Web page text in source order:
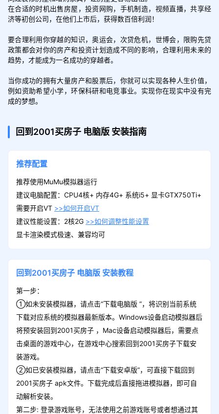
在合适的时机出售房屋，投资网购，手机制造，视频直播，共享经
济等初创公司，在他们上市后，获得数百倍利润！
要合理利用你穿越的知识，奥运会，次贷危机，世博会，限购先贷
政策都会对你的房产和投资计划造成不同的影响，合理利用未来的
趋势，才能成为一名成功的穿越者。
当你成功的拥有大量房产和股票后，你就可以实现各种人生价值，
例如资助希望小学，环保科研和电竞事业。实现你在现实中没有完
回到2001买房子 电脑版 安装指南
推荐配置
推荐使用MuMu模拟器运行
建议电脑配置：CPU4核+ 内存4G+ 系统i5+ 显卡GTX750Ti+
需要开启VT >>如何开启VT
建议性能设置：2核2G >>如何调整性能设置
显卡渲染模式极速、兼容均可
回到2001买房子 电脑版 安装教程
第一步：
①如未安装模拟器，请点击“下载电脑版 ”，将识别当前系统
下载对应系统的模拟器最新版本。Windows设备启动模拟器后
将预安装回到2001买房子 ，Mac设备启动模拟器后，需要点
击桌面的游戏中心，在游戏中心搜索回到2001买房子下载安
装游戏。
②如已安装模拟器，请点击“下载安卓版”，可直接下载回到
2001买房子 apk文件。下载完成后直接拖进模拟器，即可自
动解析安装。
第二步: 登录游戏账号，无法使用之前游戏账号或者想通过其